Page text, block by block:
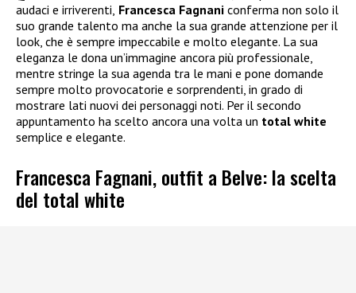
audaci e irriverenti, Francesca Fagnani conferma non solo il
suo grande talento ma anche la sua grande attenzione per il
look, che è sempre impeccabile e molto elegante. La sua
eleganza le dona un’immagine ancora più professionale,
mentre stringe la sua agenda tra le mani e pone domande
sempre molto provocatorie e sorprendenti, in grado di
mostrare lati nuovi dei personaggi noti. Per il secondo
appuntamento ha scelto ancora una volta un total white
semplice e elegante.
Francesca Fagnani, outfit a Belve: la scelta
del total white